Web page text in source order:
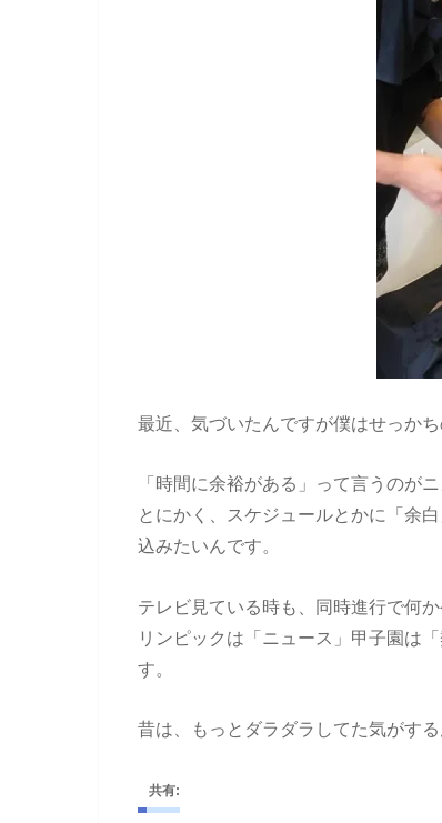
最近、気づいたんですが僕はせっかち
「時間に余裕がある」って言うのがニ
とにかく、スケジュールとかに「余
込みたいんです。
テレビ見ている時も、同時進行で何
リンピックは「ニュース」甲子園は
す。
昔は、もっとダラダラしてた気がする
共有: